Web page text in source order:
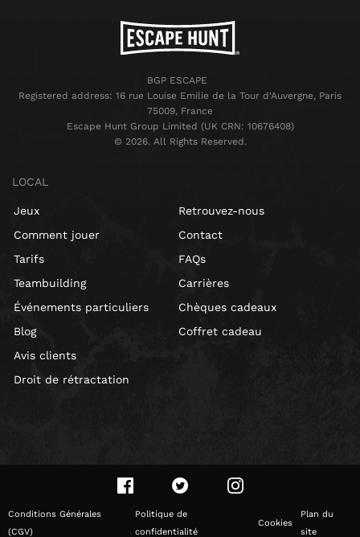
BGP ESCAPE
Registered address: 16 rue Louise Emilie de la Tour d'Auvergne, Paris
75009, France
Escape Hunt Group Limited (UK CRN: 10676408)
©️ 2026. All Rights Reserved.
LOCAL
Jeux
Comment jouer
Tarifs
Teambuilding
Événements particuliers
Blog
Avis clients
Droit de rétractation
Retrouvez-nous
Contact
FAQs
Carrières
Chèques cadeaux
Coffret cadeau
Conditions Générales
(CGV)
Politique de
confidentialité
Cookies
Plan du
site